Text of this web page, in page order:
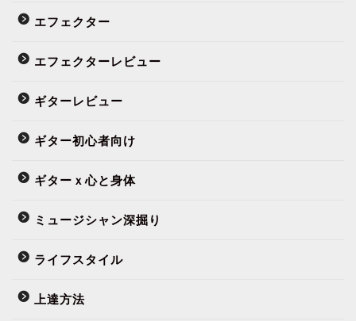
エフェクター
エフェクターレビュー
ギターレビュー
ギター初心者向け
ギターｘ心と身体
ミュージシャン深掘り
ライフスタイル
上達方法